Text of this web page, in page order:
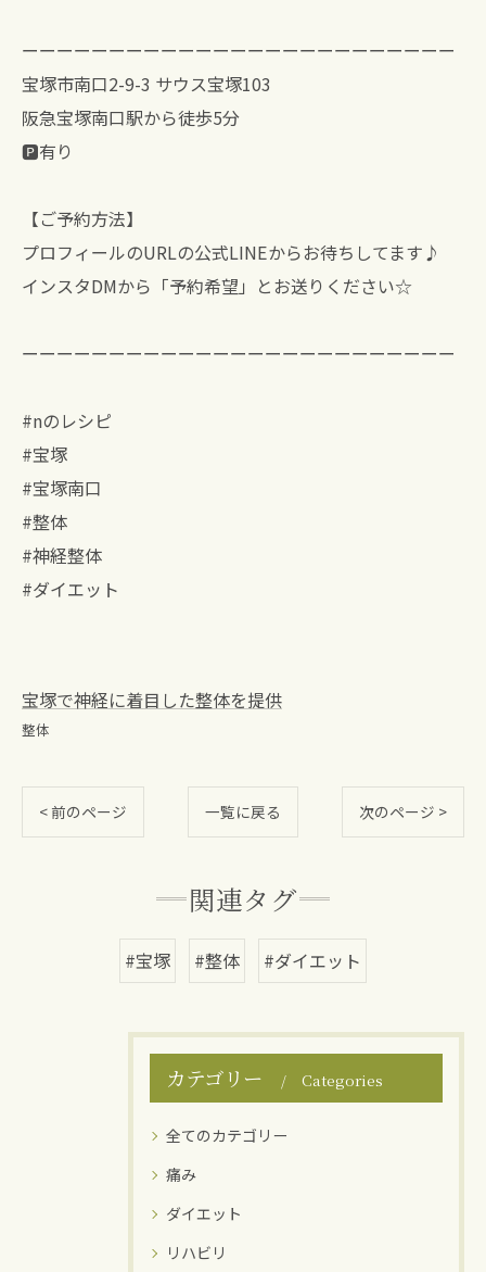
ーーーーーーーーーーーーーーーーーーーーーーーーー
宝塚市南口2-9-3 サウス宝塚103
阪急宝塚南口駅から徒歩5分
🅿️有り
【ご予約方法】
プロフィールのURLの公式LINEからお待ちしてます♪
インスタDMから「予約希望」とお送りください☆
ーーーーーーーーーーーーーーーーーーーーーーーーー
#nのレシピ
#宝塚
#宝塚南口
#整体
#神経整体
#ダイエット
宝塚で神経に着目した整体を提供
整体
< 前のページ 一覧に戻る 次のページ >
関連タグ
#宝塚 #整体 #ダイエット
カテゴリー Categories
全てのカテゴリー
痛み
ダイエット
リハビリ